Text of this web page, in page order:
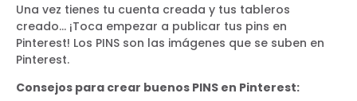
Una vez tienes tu cuenta creada y tus tableros
creado… ¡Toca empezar a publicar tus pins en
Pinterest! Los PINS son las imágenes que se suben en
Pinterest.
Consejos para crear buenos PINS en Pinterest: